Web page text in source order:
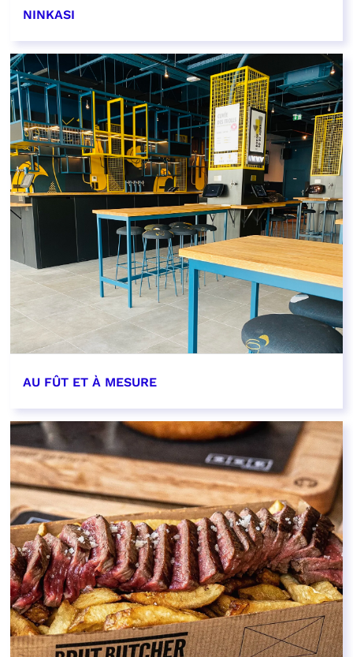
NINKASI
EN SAVOIR PLUS
AU FÛT ET À MESURE
EN SAVOIR PLUS